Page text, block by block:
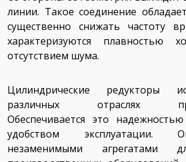
линии. Такое соединение
существенно снижать частоту
характеризуются плавностью
отсутствием шума.
Цилиндрические редукторы
различных отраслях
Обеспечивается это
удобством эксплуатации.
незаменимыми агрегатами